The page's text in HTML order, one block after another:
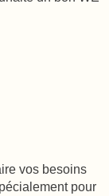
vos besoins
pour